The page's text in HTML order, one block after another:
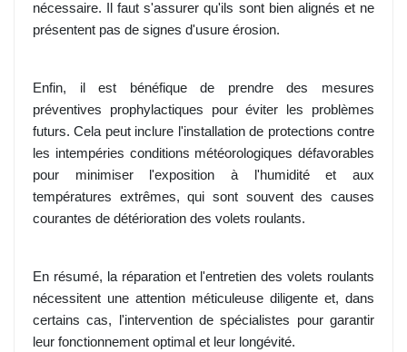
nécessaire. Il faut s'assurer qu'ils sont bien alignés et ne
présentent pas de signes d'usure érosion.
Enfin, il est bénéfique de prendre des mesures
préventives prophylactiques pour éviter les problèmes
futurs. Cela peut inclure l'installation de protections contre
les intempéries conditions météorologiques défavorables
pour minimiser l'exposition à l'humidité et aux
températures extrêmes, qui sont souvent des causes
courantes de détérioration des volets roulants.
En résumé, la réparation et l'entretien des volets roulants
nécessitent une attention méticuleuse diligente et, dans
certains cas, l'intervention de spécialistes pour garantir
leur fonctionnement optimal et leur longévité.